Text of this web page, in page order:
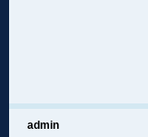
admin